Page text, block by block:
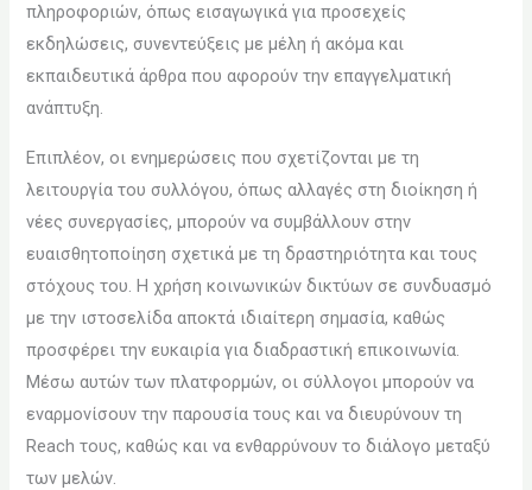
πληροφοριών, όπως εισαγωγικά για προσεχείς
εκδηλώσεις, συνεντεύξεις με μέλη ή ακόμα και
εκπαιδευτικά άρθρα που αφορούν την επαγγελματική
ανάπτυξη.
Επιπλέον, οι ενημερώσεις που σχετίζονται με τη
λειτουργία του συλλόγου, όπως αλλαγές στη διοίκηση ή
νέες συνεργασίες, μπορούν να συμβάλλουν στην
ευαισθητοποίηση σχετικά με τη δραστηριότητα και τους
στόχους του. Η χρήση κοινωνικών δικτύων σε συνδυασμό
με την ιστοσελίδα αποκτά ιδιαίτερη σημασία, καθώς
προσφέρει την ευκαιρία για διαδραστική επικοινωνία.
Μέσω αυτών των πλατφορμών, οι σύλλογοι μπορούν να
εναρμονίσουν την παρουσία τους και να διευρύνουν τη
Reach τους, καθώς και να ενθαρρύνουν το διάλογο μεταξύ
των μελών.